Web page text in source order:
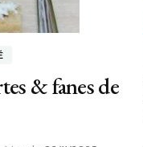
& fanes de